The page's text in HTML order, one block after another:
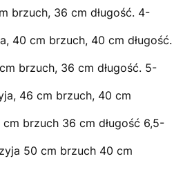
brzuch, 36 cm długość. 4-
40 cm brzuch, 40 cm długość.
brzuch, 36 cm długość. 5-
46 cm brzuch, 40 cm
brzuch 36 cm długość 6,5-
50 cm brzuch 40 cm